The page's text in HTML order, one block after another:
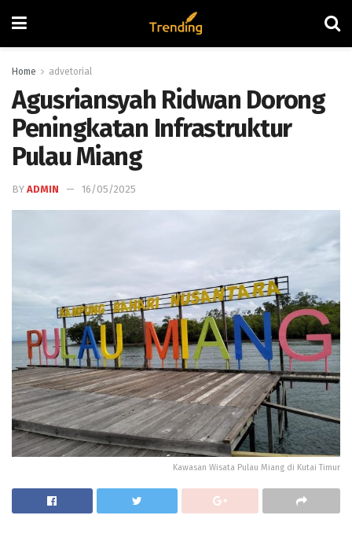
Home advetorial
Agusriansyah Ridwan Dorong
Peningkatan Infrastruktur
Pulau Miang
BY ADMIN 16/05/2025
Kawasan Wisata Pulau Miang di Kutai Timur